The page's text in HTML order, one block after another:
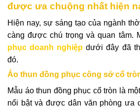
được ưa chuộng nhất hiện
Hiện nay, sự sáng tạo của ngành
càng được chú trọng và quan tâm.
phục doanh nghiệp dưới đây đã
đó.
Áo thun đồng phục công sở cổ
Mẫu áo thun đồng phục cổ tròn là
nổi bật và được dân văn phòng ưa